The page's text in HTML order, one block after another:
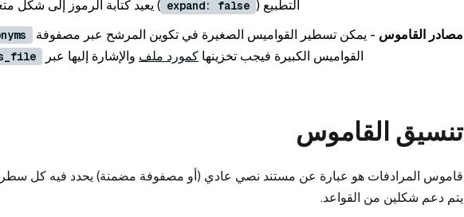
التطبيع ( expand: false ) يعيد كتابة الرموز إلى شكل
مصادر القاموس - يمكن تسطير القواميس الصغيرة في تكوين المرشح عبر مصفوفة
القواميس الكبيرة فيجب تخزينها كمورد ملف والإشارة إليها عبر
تنسيق القاموس
قاموس المرادفات هو عبارة عن مستند نصي عادي (أو مصفوفة مضمنة) يحدد فيه كل سطر
يتم دعم شكلين من القواعد.